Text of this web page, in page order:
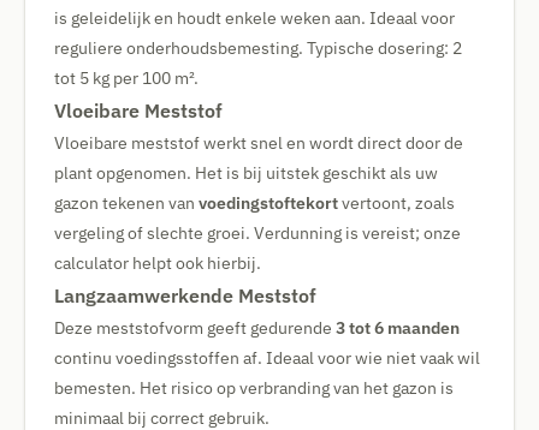
is geleidelijk en houdt enkele weken aan. Ideaal voor
reguliere onderhoudsbemesting. Typische dosering: 2
tot 5 kg per 100 m².
Vloeibare Meststof
Vloeibare meststof werkt snel en wordt direct door de
plant opgenomen. Het is bij uitstek geschikt als uw
gazon tekenen van voedingstoftekortvertoont, zoals
vergeling of slechte groei. Verdunning is vereist; onze
calculator helpt ook hierbij.
Langzaamwerkende Meststof
Deze meststofvorm geeft gedurende 3 tot 6 maanden
continu voedingsstoffen af. Ideaal voor wie niet vaak wil
bemesten. Het risico op verbranding van het gazon is
minimaal bij correct gebruik.